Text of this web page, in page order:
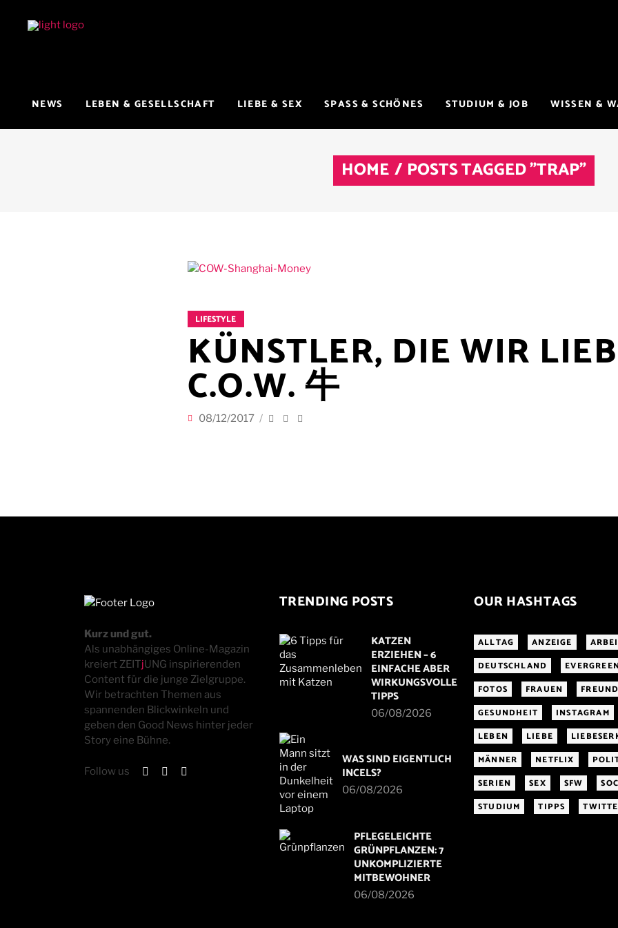
NEWS LEBEN & GESELLSCHAFT LIEBE & SEX SPASS & SCHÖNES STUDIUM & JOB WISSEN &
HOME / POSTS TAGGED "TRAP"
LIFESTYLE
KÜNSTLER, DIE WIR
C.O.W. 牛
08/12/2017
Kurz und gut.
Als unabhängiges Online-Magazin
kreiert ZEITjUNG inspirierenden
Content für die junge Zielgruppe.
Wir betrachten Themen aus
spannenden Blickwinkeln und
geben den Good News hinter jeder
Story eine Bühne.
Follow us
TRENDING POSTS
KATZEN
ERZIEHEN – 6
EINFACHE ABER
WIRKUNGSVOLLE
TIPPS
06/08/2026
WAS SIND EIGENTLICH
INCELS?
06/08/2026
PFLEGELEICHTE
GRÜNPFLANZEN: 7
UNKOMPLIZIERTE
MITBEWOHNER
06/08/2026
OUR HASHTAGS
ALLTAG ANZEIGE
DEUTSCHLAND
FOTOS
FRAUEN
GESUNDHEIT
INSTAGRAM
LEBEN
LIEBE
MÄNNER
NETFLIX
SERIEN
SEX SFW
STUDIUM
TIPPS